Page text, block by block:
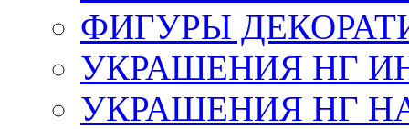
ФИГУРЫ
УКРАШЕНИЯ НГ
УКРАШЕНИЯ НГ